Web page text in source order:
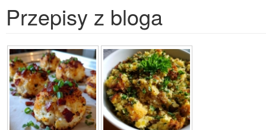
Przepisy z bloga